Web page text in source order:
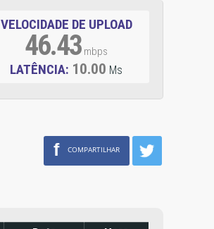
VELOCIDADE DE UPLOAD
46.43 mbps
LATÊNCIA: 10.00 Ms
f COMPARTILHAR